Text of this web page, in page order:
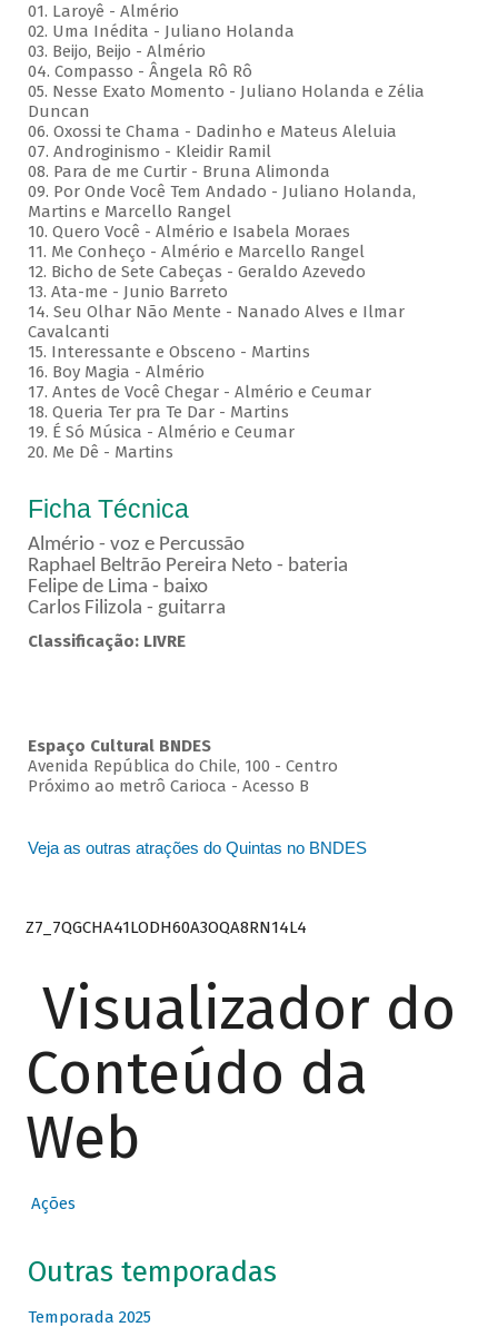
01. Laroyê - Almério
02. Uma Inédita - Juliano Holanda
03. Beijo, Beijo - Almério
04. Compasso - Ângela Rô Rô
05. Nesse Exato Momento - Juliano Holanda e Zélia
Duncan
06. Oxossi te Chama - Dadinho e Mateus Aleluia
07. Androginismo - Kleidir Ramil
08. Para de me Curtir - Bruna Alimonda
09. Por Onde Você Tem Andado - Juliano Holanda,
Martins e Marcello Rangel
10. Quero Você - Almério e Isabela Moraes
11. Me Conheço - Almério e Marcello Rangel
12. Bicho de Sete Cabeças - Geraldo Azevedo
13. Ata-me - Junio Barreto
14. Seu Olhar Não Mente - Nanado Alves e Ilmar
Cavalcanti
15. Interessante e Obsceno - Martins
16. Boy Magia - Almério
17. Antes de Você Chegar - Almério e Ceumar
18. Queria Ter pra Te Dar - Martins
19. É Só Música - Almério e Ceumar
20. Me Dê - Martins
Ficha Técnica
Almério - voz e Percussão
Raphael Beltrão Pereira Neto - bateria
Felipe de Lima - baixo
Carlos Filizola - guitarra
Classificação: LIVRE
Espaço Cultural BNDES
Avenida República do Chile, 100 - Centro
Próximo ao metrô Carioca - Acesso B
Veja as outras atrações do Quintas no BNDES
Z7_7QGCHA41LODH60A3OQA8RN14L4
Visualizador do
Conteúdo da
Web
Ações
Outras temporadas
Temporada 2025